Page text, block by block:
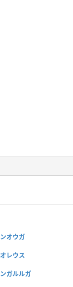
オウガ
レウス
ガルルガ